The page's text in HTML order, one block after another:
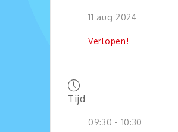
11 aug 2024
Verlopen!
Tijd
09:30 - 10:30